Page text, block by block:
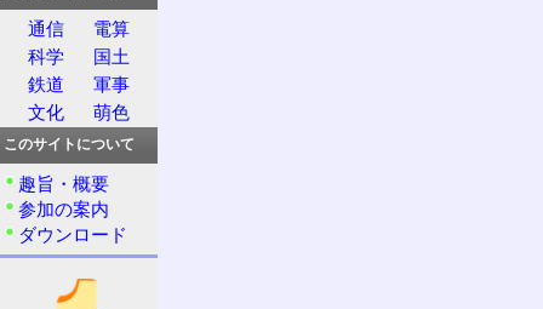
通信
電算
科学
国土
鉄道
軍事
文化
萌色
このサイトについて
趣旨・概要
参加の案内
ダウンロード